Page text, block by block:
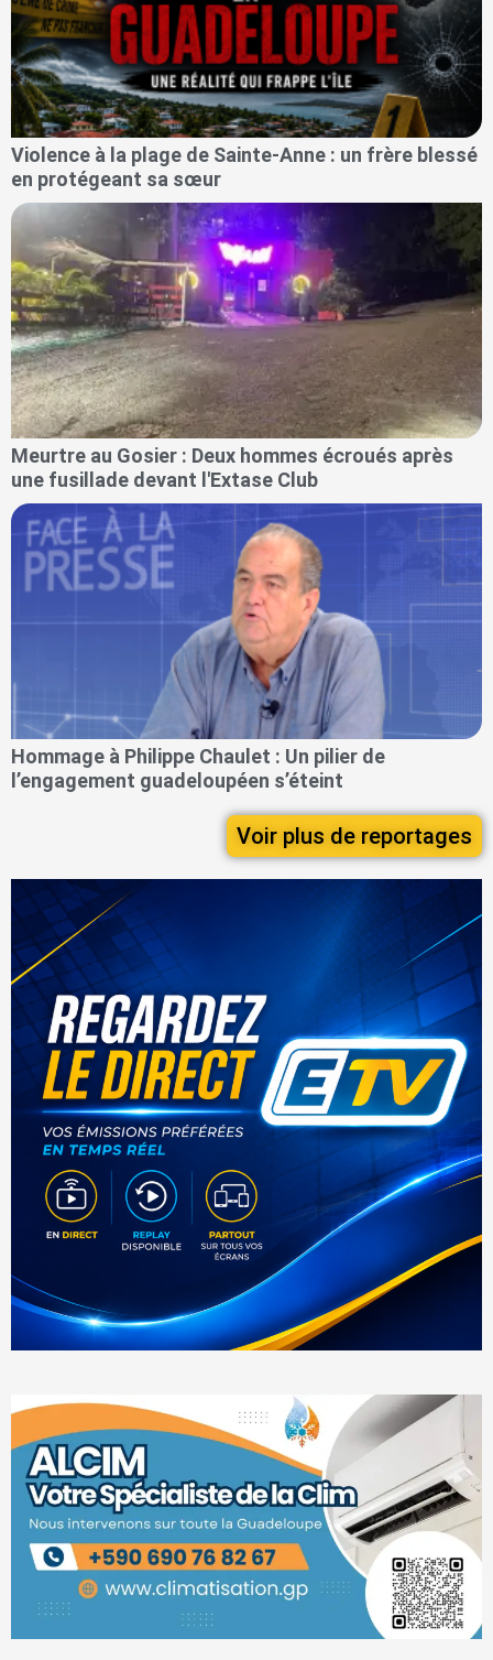
Violence à la plage de Sainte-Anne : un frère blessé
en protégeant sa sœur
Meurtre au Gosier : Deux hommes écroués après
une fusillade devant l'Extase Club
Hommage à Philippe Chaulet : Un pilier de
l’engagement guadeloupéen s’éteint
Voir plus de reportages